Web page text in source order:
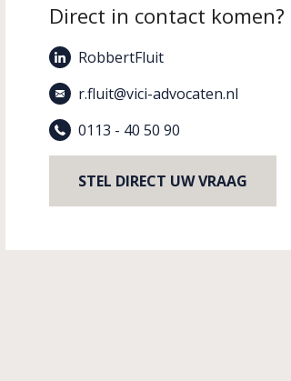
Direct in contact komen?
RobbertFluit
r.fluit@vici-advocaten.nl
0113 - 40 50 90
STEL DIRECT UW VRAAG